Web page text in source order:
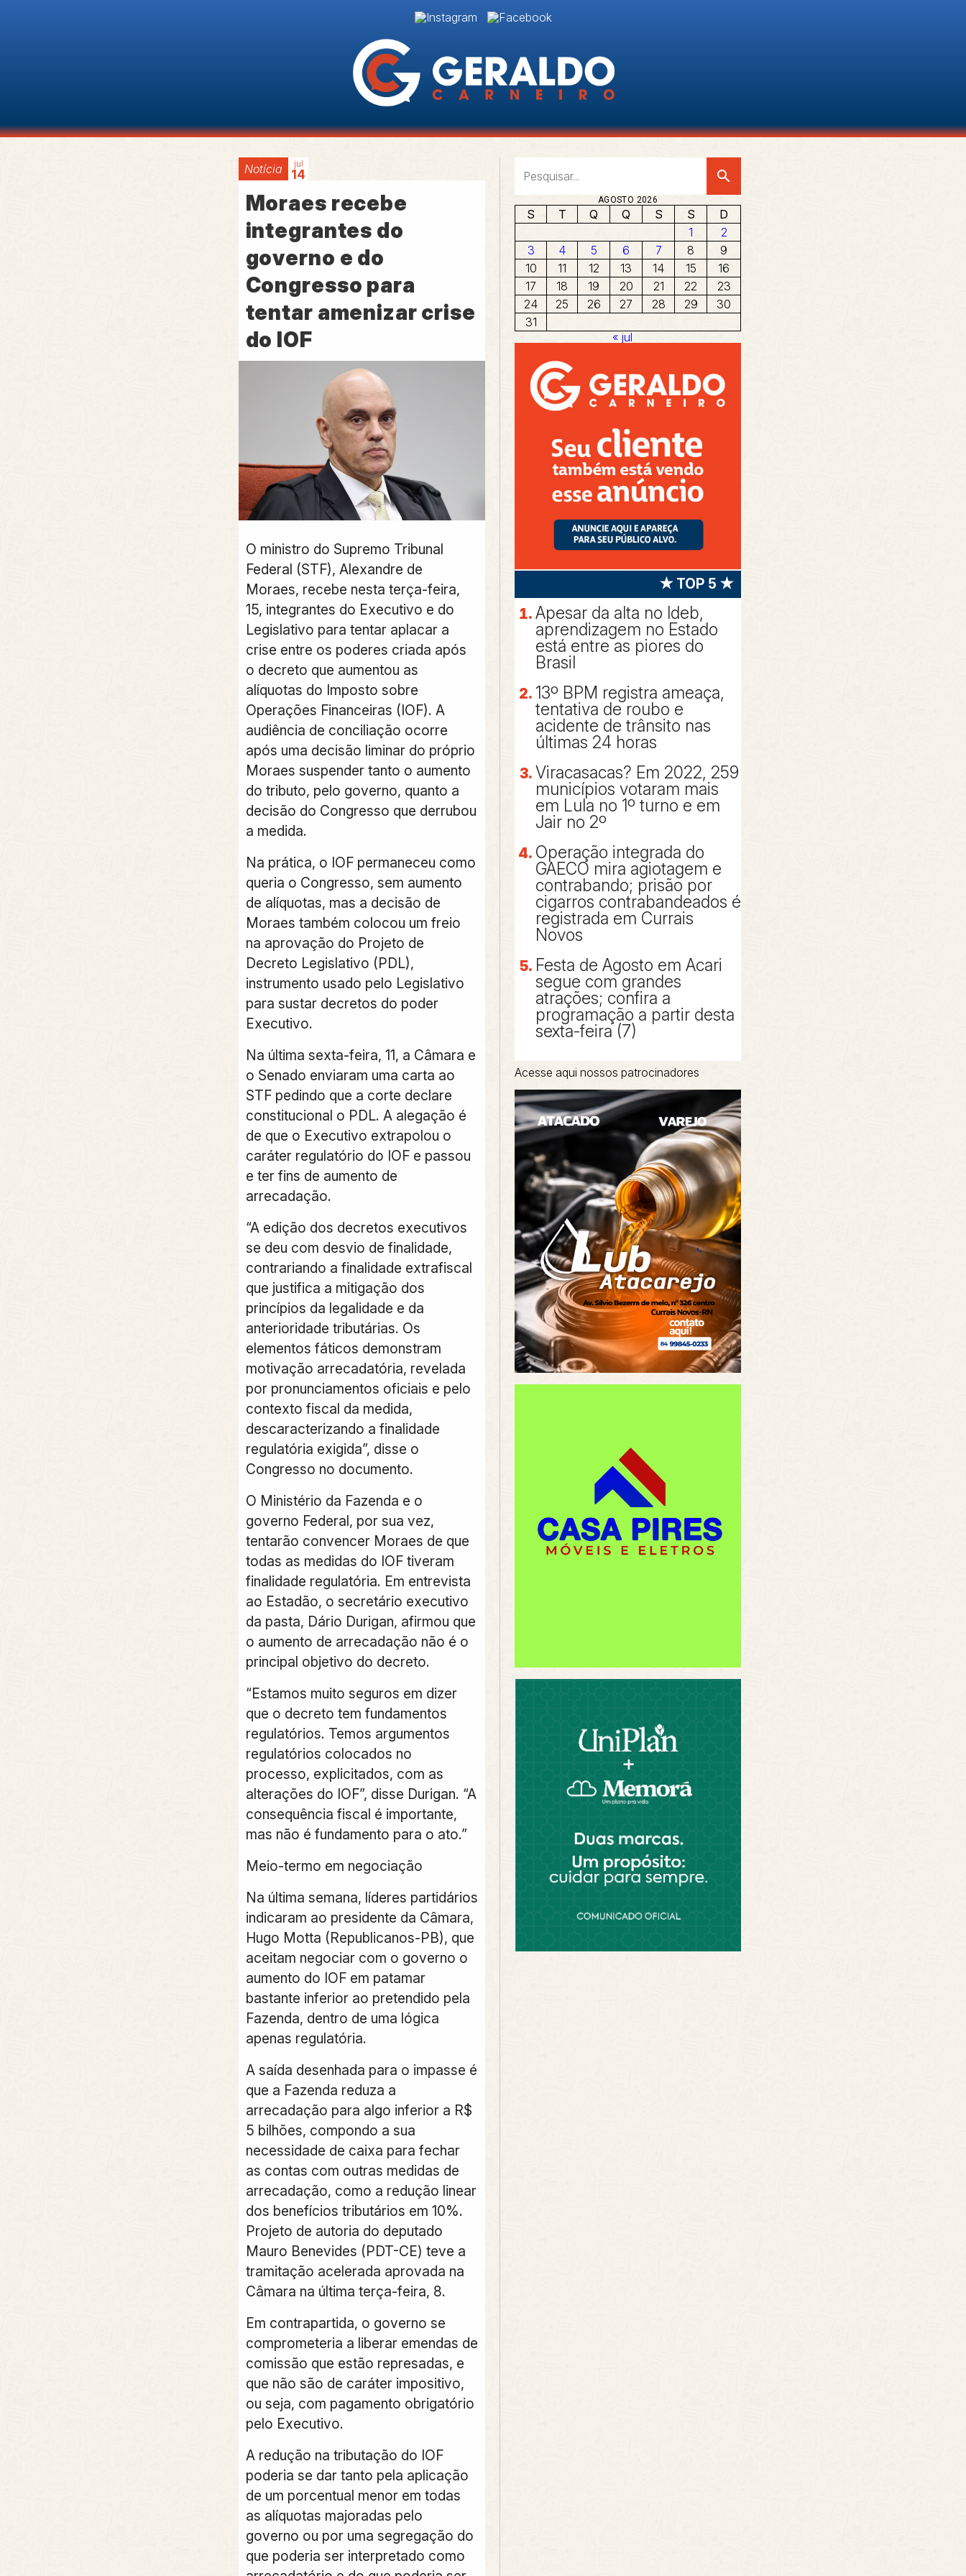
Notícia 14
jul
Moraes recebe
integrantes do
governo e do
Congresso para
tentar amenizar crise
do IOF
O ministro do Supremo Tribunal
Federal (STF), Alexandre de
Moraes, recebe nesta terça-feira,
15, integrantes do Executivo e do
Legislativo para tentar aplacar a
crise entre os poderes criada após
o decreto que aumentou as
alíquotas do Imposto sobre
Operações Financeiras (IOF). A
audiência de conciliação ocorre
após uma decisão liminar do próprio
Moraes suspender tanto o aumento
do tributo, pelo governo, quanto a
decisão do Congresso que derrubou
a medida.
Na prática, o IOF permaneceu como
queria o Congresso, sem aumento
de alíquotas, mas a decisão de
Moraes também colocou um freio
na aprovação do Projeto de
Decreto Legislativo (PDL),
instrumento usado pelo Legislativo
para sustar decretos do poder
Executivo.
Na última sexta-feira, 11, a Câmara e
o Senado enviaram uma carta ao
STF pedindo que a corte declare
constitucional o PDL. A alegação é
de que o Executivo extrapolou o
caráter regulatório do IOF e passou
e ter fins de aumento de
arrecadação.
“A edição dos decretos executivos
se deu com desvio de finalidade,
contrariando a finalidade extrafiscal
que justifica a mitigação dos
princípios da legalidade e da
anterioridade tributárias. Os
elementos fáticos demonstram
motivação arrecadatória, revelada
por pronunciamentos oficiais e pelo
contexto fiscal da medida,
descaracterizando a finalidade
regulatória exigida”, disse o
Congresso no documento.
O Ministério da Fazenda e o
governo Federal, por sua vez,
tentarão convencer Moraes de que
todas as medidas do IOF tiveram
finalidade regulatória. Em entrevista
ao Estadão, o secretário executivo
da pasta, Dário Durigan, afirmou que
o aumento de arrecadação não é o
principal objetivo do decreto.
“Estamos muito seguros em dizer
que o decreto tem fundamentos
regulatórios. Temos argumentos
regulatórios colocados no
processo, explicitados, com as
alterações do IOF”, disse Durigan. “A
consequência fiscal é importante,
mas não é fundamento para o ato.”
Meio-termo em negociação
Na última semana, líderes partidários
indicaram ao presidente da Câmara,
Hugo Motta (Republicanos-PB), que
aceitam negociar com o governo o
aumento do IOF em patamar
bastante inferior ao pretendido pela
Fazenda, dentro de uma lógica
apenas regulatória.
A saída desenhada para o impasse é
que a Fazenda reduza a
arrecadação para algo inferior a R$
5 bilhões, compondo a sua
necessidade de caixa para fechar
as contas com outras medidas de
arrecadação, como a redução linear
dos benefícios tributários em 10%.
Projeto de autoria do deputado
Mauro Benevides (PDT-CE) teve a
tramitação acelerada aprovada na
Câmara na última terça-feira, 8.
Em contrapartida, o governo se
comprometeria a liberar emendas de
comissão que estão represadas, e
que não são de caráter impositivo,
ou seja, com pagamento obrigatório
pelo Executivo.
A redução na tributação do IOF
poderia se dar tanto pela aplicação
de um porcentual menor em todas
as alíquotas majoradas pelo
governo ou por uma segregação do
que poderia ser interpretado como
search
AGOSTO 2026
S T Q Q S S
D
1
2
3
4 5 6 7 8
9
10
11 12 13 14 15
16
17
18 19 20 21 22
23
24
25 26 27 28 29
30
31
« jul
★ TOP 5 ★
Apesar da alta no Ideb,
aprendizagem no Estado
está entre as piores do
Brasil
13º BPM registra ameaça,
tentativa de roubo e
acidente de trânsito nas
últimas 24 horas
Viracasacas? Em 2022, 259
municípios votaram mais
em Lula no 1º turno e em
Jair no 2º
Operação integrada do
GAECO mira agiotagem e
contrabando; prisão por
cigarros contrabandeados é
registrada em Currais
Novos
Festa de Agosto em Acari
segue com grandes
atrações; confira a
programação a partir desta
sexta-feira (7)
Acesse aqui nossos patrocinadores